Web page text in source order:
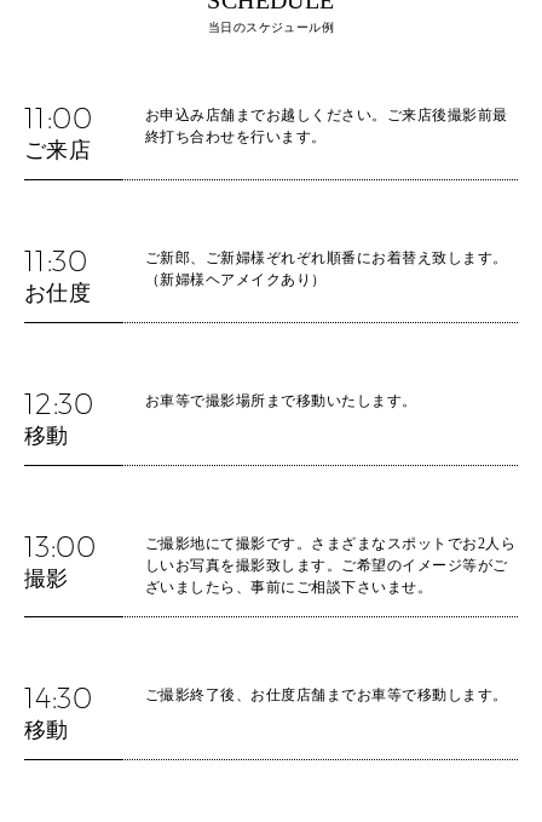
当日のスケジュール例
11:00
ご来店
お申込み店舗までお越しください。ご来店後撮影前最
終打ち合わせを行います。
11:30
お仕度
ご新郎、ご新婦様ぞれぞれ順番にお着替え致します。
（新婦様ヘアメイクあり）
12:30
移動
お車等で撮影場所まで移動いたします。
13:00
撮影
ご撮影地にて撮影です。さまざまなスポットでお2人ら
しいお写真を撮影致します。ご希望のイメージ等がご
ざいましたら、事前にご相談下さいませ。
14:30
移動
ご撮影終了後、お仕度店舗までお車等で移動します。